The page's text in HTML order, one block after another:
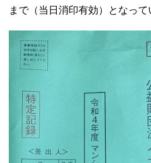
まで（当日消印有効）となって